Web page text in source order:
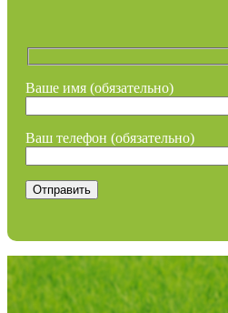
Ваше имя (обязательно)
Ваш телефон (обязательно)